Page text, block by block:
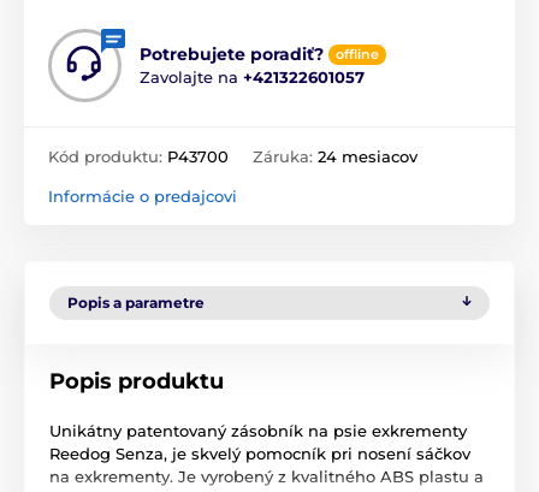
Potrebujete poradiť? offline
Zavolajte na +421322601057
Kód produktu: P43700 Záruka: 24 mesiacov
Informácie o predajcovi
Popis a parametre
Popis produktu
Unikátny patentovaný zásobník na psie exkrementy
Reedog Senza, je skvelý pomocník pri nosení sáčkov
na exkrementy. Je vyrobený z kvalitného ABS plastu a